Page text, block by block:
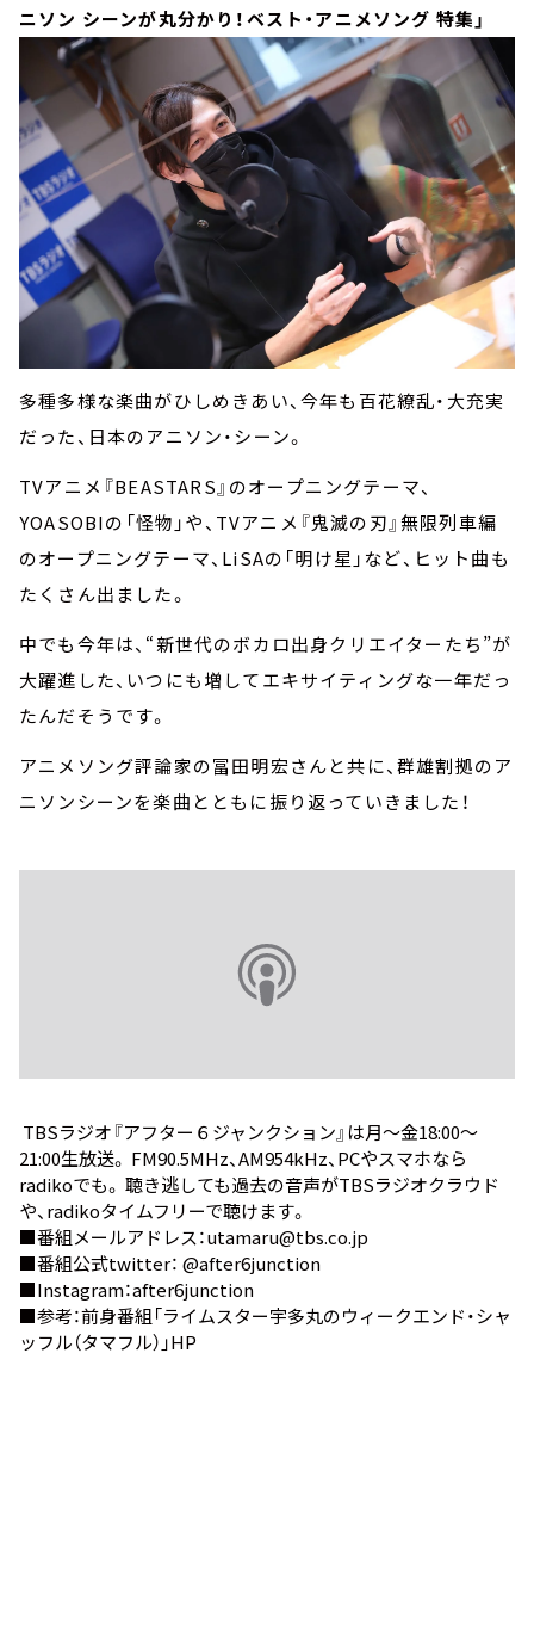
ニソン シーンが丸分かり！ベスト・アニメソング 特集」
多種多様な楽曲がひしめきあい、今年も百花繚乱・大充実
だった、日本のアニソン・シーン。
TVアニメ『BEASTARS』のオープニングテーマ、
YOASOBIの「怪物」や、TVアニメ『鬼滅の刃』無限列車編
のオープニングテーマ、LiSAの「明け星」など、ヒット曲も
たくさん出ました。
中でも今年は、“新世代のボカロ出身クリエイターたち”が
大躍進した、いつにも増してエキサイティングな一年だっ
たんだそうです。
アニメソング評論家の冨田明宏さんと共に、群雄割拠のア
ニソンシーンを楽曲とともに振り返っていきました！
TBSラジオ『アフター６ジャンクション』は月～金18:00～
21:00生放送。 FM90.5MHz、AM954kHz、PCやスマホなら
radikoでも。 聴き逃しても過去の音声がTBSラジオクラウド
や、 radikoタイムフリーで聴けます。
■番組メールアドレス：utamaru@tbs.co.jp
■番組公式twitter： @after6junction
■Instagram：after6junction
■参考：前身番組「ライムスター宇多丸のウィークエンド・シャ
ッフル（タマフル）」HP